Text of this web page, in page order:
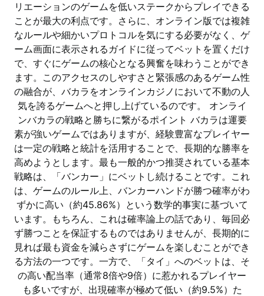
リエーションのゲームを低いステークからプレイできる
ことが最大の利点です。さらに、オンライン版では複雑
なルールや細かいプロトコルを気にする必要がなく、ゲ
ーム画面に表示されるガイドに従ってベットを置くだけ
で、すぐにゲームの核心となる興奮を味わうことができ
ます。このアクセスのしやすさと緊張感のあるゲーム性
の融合が、バカラをオンラインカジノにおいて不動の人
気を誇るゲームへと押し上げているのです。 オンライ
ンバカラの戦略と勝ちに繋がるポイント バカラは運要
素が強いゲームではありますが、経験豊富なプレイヤー
は一定の戦略と統計を活用することで、長期的な勝率を
高めようとします。最も一般的かつ推奨されている基本
戦略は、「バンカー」にベットし続けることです。これ
は、ゲームのルール上、バンカーハンドが勝つ確率がわ
ずかに高い（約45.86%）という数学的事実に基づいて
います。もちろん、これは確率論上の話であり、毎回必
ず勝つことを保証するものではありませんが、長期的に
見れば最も資金を減らさずにゲームを楽しむことができ
る方法の一つです。一方で、「タイ」へのベットは、そ
の高い配当率（通常8倍や9倍）に惹かれるプレイヤー
も多いですが、出現確率が極めて低い（約9.5%）た